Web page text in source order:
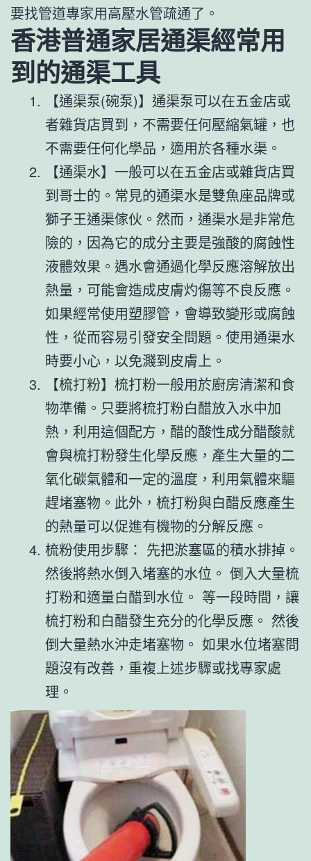
要找管道專家用高壓水管疏通了。
香港普通家居通渠經常用
到的通渠工具
【通渠泵(碗泵)】通渠泵可以在五金店或
者雜貨店買到，不需要任何壓縮氣罐，也
不需要任何化學品，適用於各種水渠。
【通渠水】一般可以在五金店或雜貨店買
到哥士的。常見的通渠水是雙魚座品牌或
獅子王通渠傢伙。然而，通渠水是非常危
險的，因為它的成分主要是強酸的腐蝕性
液體效果。遇水會通過化學反應溶解放出
熱量，可能會造成皮膚灼傷等不良反應。
如果經常使用塑膠管，會導致變形或腐蝕
性，從而容易引發安全問題。使用通渠水
時要小心，以免濺到皮膚上。
【梳打粉】梳打粉一般用於廚房清潔和食
物準備。只要將梳打粉白醋放入水中加
熱，利用這個配方，醋的酸性成分醋酸就
會與梳打粉發生化學反應，產生大量的二
氧化碳氣體和一定的溫度，利用氣體來驅
趕堵塞物。此外，梳打粉與白醋反應產生
的熱量可以促進有機物的分解反應。
梳粉使用步驟： 先把淤塞區的積水排掉。
然後將熱水倒入堵塞的水位。 倒入大量梳
打粉和適量白醋到水位。 等一段時間，讓
梳打粉和白醋發生充分的化學反應。 然後
倒大量熱水沖走堵塞物。 如果水位堵塞問
題沒有改善，重複上述步驟或找專家處
理。